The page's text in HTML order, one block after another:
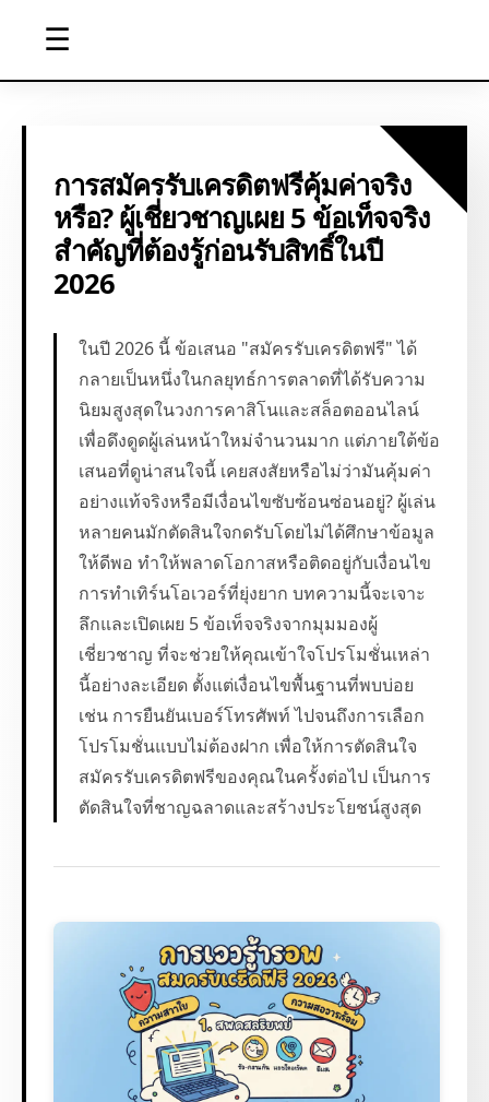
☰
การสมัครรับเครดิตฟรีคุ้มค่าจริง
หรือ? ผู้เชี่ยวชาญเผย 5 ข้อเท็จจริง
สำคัญที่ต้องรู้ก่อนรับสิทธิ์ในปี
2026
ในปี 2026 นี้ ข้อเสนอ "สมัครรับเครดิตฟรี" ได้
กลายเป็นหนึ่งในกลยุทธ์การตลาดที่ได้รับความ
นิยมสูงสุดในวงการคาสิโนและสล็อตออนไลน์
เพื่อดึงดูดผู้เล่นหน้าใหม่จำนวนมาก แต่ภายใต้ข้อ
เสนอที่ดูน่าสนใจนี้ เคยสงสัยหรือไม่ว่ามันคุ้มค่า
อย่างแท้จริงหรือมีเงื่อนไขซับซ้อนซ่อนอยู่? ผู้เล่น
หลายคนมักตัดสินใจกดรับโดยไม่ได้ศึกษาข้อมูล
ให้ดีพอ ทำให้พลาดโอกาสหรือติดอยู่กับเงื่อนไข
การทำเทิร์นโอเวอร์ที่ยุ่งยาก บทความนี้จะเจาะ
ลึกและเปิดเผย 5 ข้อเท็จจริงจากมุมมองผู้
เชี่ยวชาญ ที่จะช่วยให้คุณเข้าใจโปรโมชั่นเหล่า
นี้อย่างละเอียด ตั้งแต่เงื่อนไขพื้นฐานที่พบบ่อย
เช่น การยืนยันเบอร์โทรศัพท์ ไปจนถึงการเลือก
โปรโมชั่นแบบไม่ต้องฝาก เพื่อให้การตัดสินใจ
สมัครรับเครดิตฟรีของคุณในครั้งต่อไป เป็นการ
ตัดสินใจที่ชาญฉลาดและสร้างประโยชน์สูงสุด